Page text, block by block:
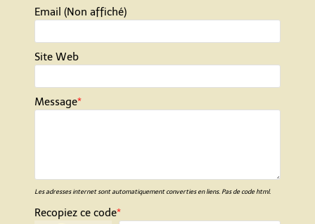
Email (Non affiché)
Site Web
Message*
Les adresses internet sont automatiquement converties en liens. Pas de code html.
Recopiez ce code*